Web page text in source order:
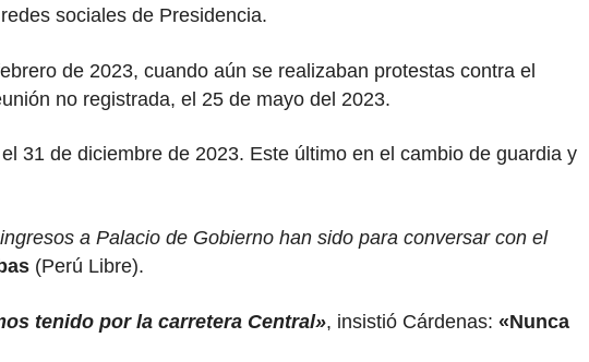
sociales de Presidencia.
de 2023, cuando aún se realizaban protestas contra el
no registrada, el 25 de mayo del 2023.
31 de diciembre de 2023. Este último en el cambio de guardia y
a Palacio de Gobierno han sido para conversar con el
(Perú Libre).
tenido por la carretera Central», insistió Cárdenas: «Nunca